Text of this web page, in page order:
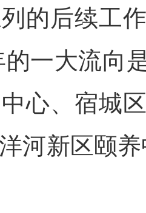
的后续工
一大流向
心、宿城
河新区颐